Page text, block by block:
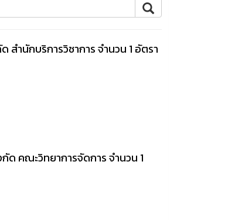
ำนักบริการวิชาการ จำนวน 1 อัตรา
ด คณะวิทยาการจัดการ จำนวน 1